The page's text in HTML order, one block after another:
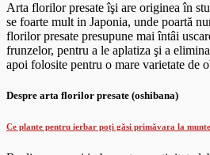
Arta florilor presate îşi are originea în
se foarte mult in Japonia, unde poartă
florilor presate presupune mai întâi
frunzelor, pentru a le aplatiza şi a
apoi folosite pentru o mare varietate de
Despre arta florilor presate (oshibana)
Ce plante pentru ierbar poți găsi primăvara la munte